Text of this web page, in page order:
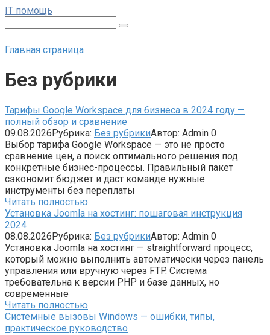
Перейти
контенту
IT помощь
Главная страница
Без рубрики
Тарифы Google Workspace для бизнеса в 2024 году —
полный обзор и сравнение
09.08.2026Рубрика: Без рубрикиАвтор: Admin 0
Выбор тарифа Google Workspace — это не просто
сравнение цен, а поиск оптимального решения под
конкретные бизнес-процессы. Правильный пакет
сэкономит бюджет и даст команде нужные
инструменты без переплаты
Читать полностью
Установка Joomla на хостинг: пошаговая инструкция
2024
08.08.2026Рубрика: Без рубрикиАвтор: Admin 0
Установка Joomla на хостинг — straightforward процесс,
который можно выполнить автоматически через панель
управления или вручную через FTP. Система
требовательна к версии PHP и базе данных, но
современные
Читать полностью
Системные вызовы Windows — ошибки, типы,
практическое руководство